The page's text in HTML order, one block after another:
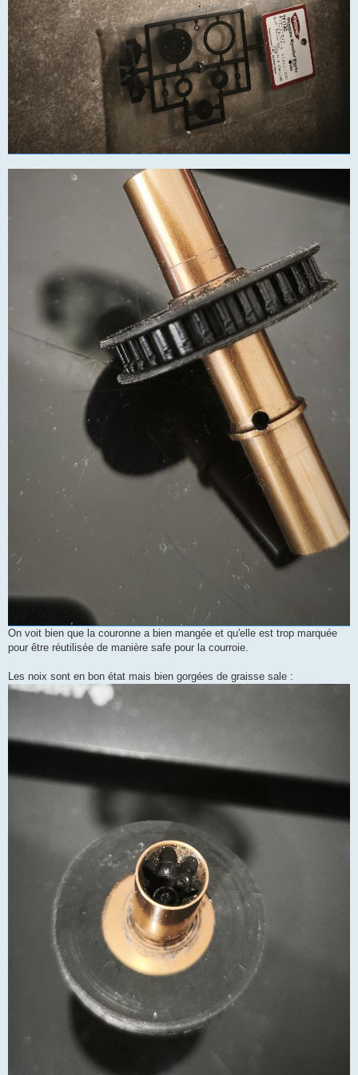
On voit bien que la couronne a bien mangée et qu'elle est trop marquée
pour être réutilisée de manière safe pour la courroie.
Les noix sont en bon état mais bien gorgées de graisse sale :